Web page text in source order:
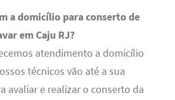
a domicílio para conserto de
em Caju RJ?
atendimento a domicílio
técnicos vão até a sua
avaliar e realizar o conserto da